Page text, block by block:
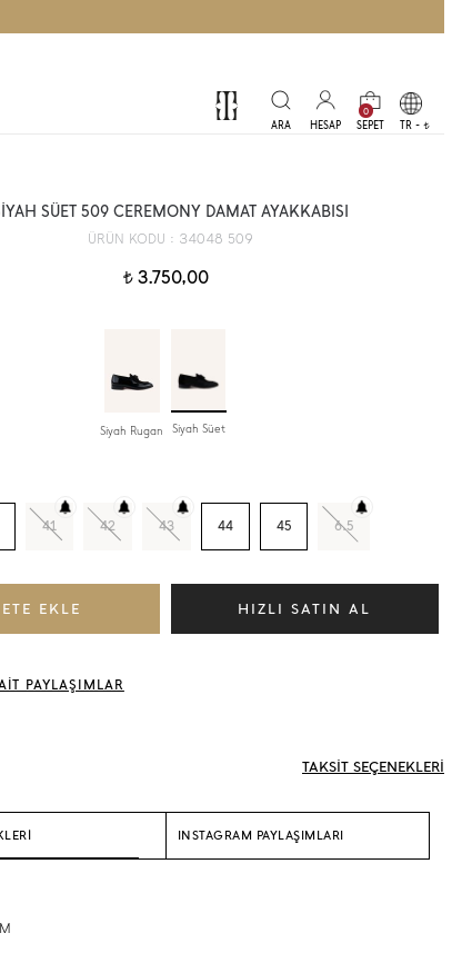
0
TR - t
SÜET 509 CEREMONY DAMAT AYAKKABISI
ÜRÜN KODU : 34048 509
t3.750,00
Siyah Rugan Siyah Süet
41 42 43 44 45 6.5
PAYLAŞIMLAR
TAKSİT SEÇENEKLERİ
INSTAGRAM PAYLAŞIMLARI